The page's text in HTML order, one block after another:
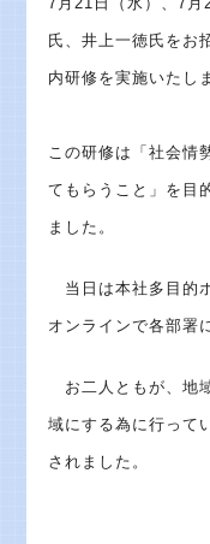
氏、井上一徳氏をお
内研修を実施いたし
この研修は「社会情
てもらうこと」を目
ました。
当日は本社多目的
オンラインで各部署
お二人ともが、地
域にする為に行って
されました。